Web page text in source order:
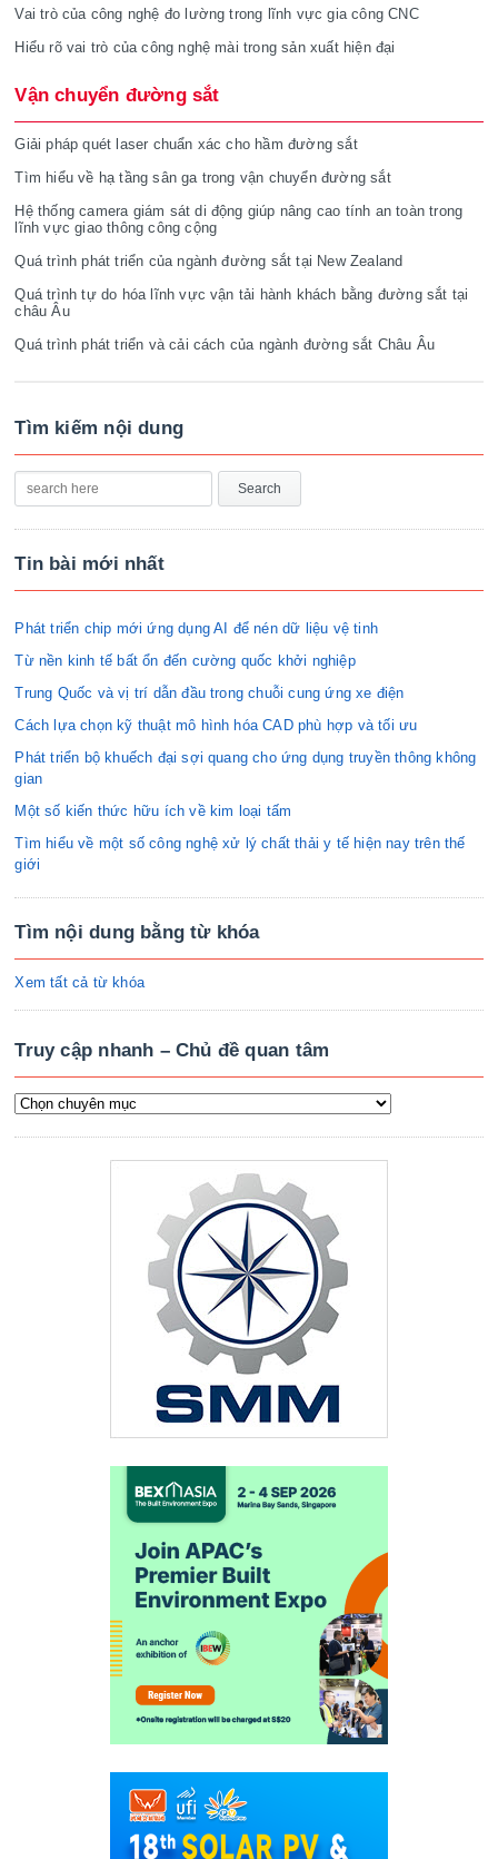
Vai trò của công nghệ đo lường trong lĩnh vực gia công CNC
Hiểu rõ vai trò của công nghệ mài trong sản xuất hiện đại
Vận chuyển đường sắt
Giải pháp quét laser chuẩn xác cho hầm đường sắt
Tìm hiểu về hạ tầng sân ga trong vận chuyển đường sắt
Hệ thống camera giám sát di động giúp nâng cao tính an toàn trong
lĩnh vực giao thông công cộng
Quá trình phát triển của ngành đường sắt tại New Zealand
Quá trình tự do hóa lĩnh vực vận tải hành khách bằng đường sắt tại
châu Âu
Quá trình phát triển và cải cách của ngành đường sắt Châu Âu
Tìm kiếm nội dung
Tin bài mới nhất
Phát triển chip mới ứng dụng AI để nén dữ liệu vệ tinh
Từ nền kinh tế bất ổn đến cường quốc khởi nghiệp
Trung Quốc và vị trí dẫn đầu trong chuỗi cung ứng xe điện
Cách lựa chọn kỹ thuật mô hình hóa CAD phù hợp và tối ưu
Phát triển bộ khuếch đại sợi quang cho ứng dụng truyền thông không
gian
Một số kiến thức hữu ích về kim loại tấm
Tìm hiểu về một số công nghệ xử lý chất thải y tế hiện nay trên thế
giới
Tìm nội dung bằng từ khóa
Xem tất cả từ khóa
Truy cập nhanh – Chủ đề quan tâm